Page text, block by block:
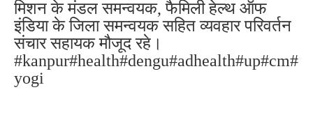
मिशन के मंडल समन्वयक, फैमिली हेल्थ ऑफ
इंडिया के जिला समन्वयक सहित व्यवहार परिवर्तन
संचार सहायक मौजूद रहे।
#kanpur#health#dengu#adhealth#up#cm#
yogi